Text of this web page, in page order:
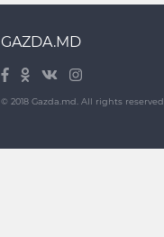
GAZDA.MD
© 2018 Gazda.md. All rights reserved